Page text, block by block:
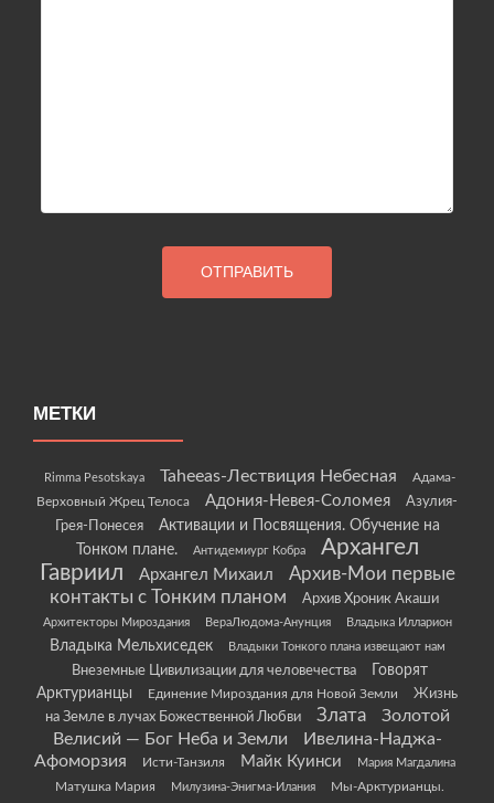
МЕТКИ
Rimma Pesotskaya Taheeas-Лествиция Небесная
Адама-
Верховный Жрец Телоса
Адония-Невея-Соломея
Азулия-
Грея-Понесея
Активации и Посвящения. Обучение на
Тонком плане.
Антидемиург Кобра
Архангел
Гавриил
Архангел Михаил
Архив-Мои первые
контакты с Тонким планом
Архив Хроник Акаши
Архитекторы Мироздания ВераЛюдома-Анунция Владыка Илларион
Владыка Мельхиседек Владыки Тонкого плана извещают нам
Внеземные Цивилизации для человечества
Говорят
Арктурианцы
Единение Мироздания для Новой Земли
Жизнь
на Земле в лучах Божественной Любви
Злата
Золотой
Велисий — Бог Неба и Земли
Ивелина-Наджа-
Афоморзия
Исти-Танзиля Майк Куинси Мария Магдалина
Матушка Мария Милузина-Энигма-Илания
Мы-Арктурианцы.